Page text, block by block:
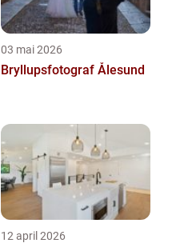
03 mai 2026
Bryllupsfotograf Ålesund
12 april 2026